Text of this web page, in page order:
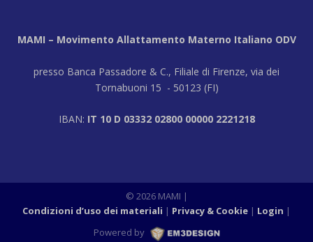
MAMI – Movimento Allattamento Materno Italiano ODV
presso Banca Passadore & C., Filiale di Firenze, via dei
Tornabuoni 15 - 50123 (FI)
IBAN: IT 10 D 03332 02800 00000 2221218
© 2026 MAMI |
Condizioni d’uso dei materiali
Privacy & Cookie Login |
Powered by